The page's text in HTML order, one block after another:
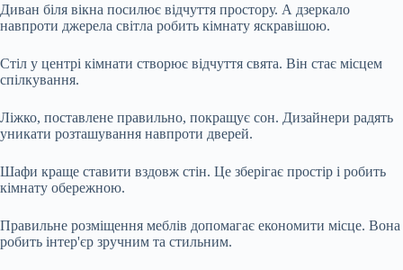
Диван біля вікна посилює відчуття простору. А дзеркало
навпроти джерела світла робить кімнату яскравішою.
Стіл у центрі кімнати створює відчуття свята. Він стає місцем
спілкування.
Ліжко, поставлене правильно, покращує сон. Дизайнери радять
уникати розташування навпроти дверей.
Шафи краще ставити вздовж стін. Це зберігає простір і робить
кімнату обережною.
Правильне розміщення меблів допомагає економити місце. Вона
робить інтер'єр зручним та стильним.